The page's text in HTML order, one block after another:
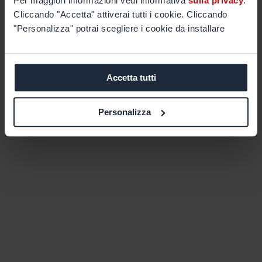
Cliccando "Accetta" attiverai tutti i cookie. Cliccando
"Personalizza" potrai scegliere i cookie da installare
Accetta tutti
Personalizza